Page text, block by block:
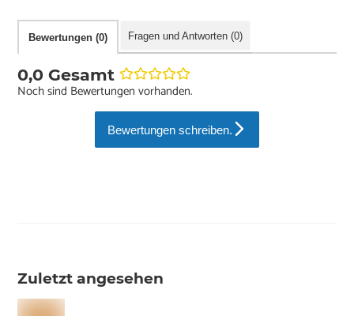
Bewertungen (0) Fragen und Antworten (0)
0,0 Gesamt
Noch sind Bewertungen vorhanden.
Bewertungen schreiben.
Zuletzt angesehen